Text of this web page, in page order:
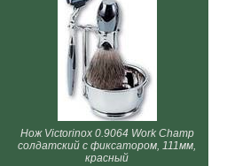
Нож Victorinox 0.9064 Work Champ
солдатский с фиксатором, 111мм,
красный